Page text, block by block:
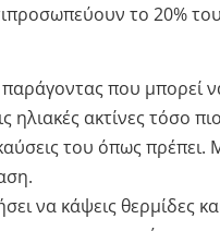
το 20%
που μπορεί
ηλιακές ακτίνες τόσο
του όπως
να κάψεις θερμίδες